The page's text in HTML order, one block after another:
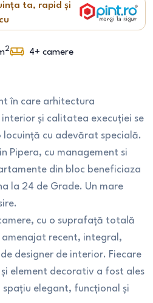
ta, rapid și
2 4+ camere
în care arhitectura
și calitatea execuției se
cu adevărat specială.
Pipera, cu management si
din bloc beneficiaza
la 24 de Grade. Un mare
cu o suprafață totală
recent, integral,
designer de interior. Fiecare
element decorativ a fost ales
elegant, funcțional și